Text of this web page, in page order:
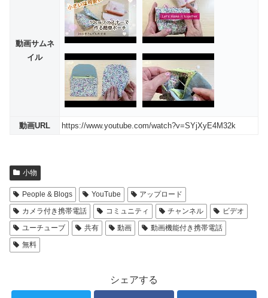
動画サムネ
イル
動画URL https://www.youtube.com/watch?v=SYjXyE4M32k
小物
People & Blogs YouTube
アップロード
カメラ付き携帯電話
コミュニティ チャンネル
ビデオ
ユーチューブ
共有 動画
動画機能付き携帯電話
無料
シェアする